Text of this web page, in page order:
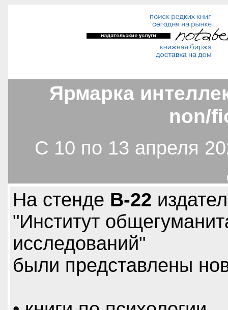
Ярмарка
non/
С 10 по 13 апреля
На стенде B-22
"Институт
исследований"
были представлены